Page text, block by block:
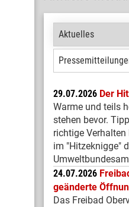
Aktuelles
29.07.2026 Der
Warme und teils
stehen bevor.
richtige
im "Hitzeknigge"
24.07.2026
geänderte
Das Freibad